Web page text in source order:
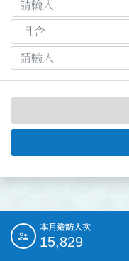
::: 本月造訪人次
15,829